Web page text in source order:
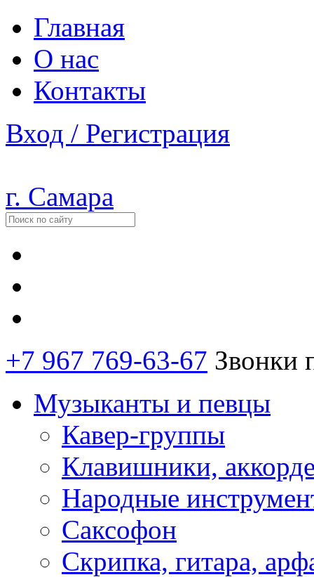
Главная
О нас
Контакты
Вход / Регистрация
г. Самара
+7 967 769-63-67 Звонки
Музыканты и певцы
Кавер-группы
Клавишники,
Народные
Саксофон
Скрипка, гитара,